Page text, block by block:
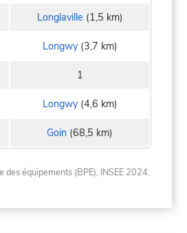
Longlaville (1,5 km)
Longwy(3,7 km)
1
Longwy(4,6 km)
Goin (68,5 km)
des équipements (BPE), INSEE 2024.